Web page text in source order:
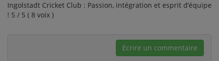
Ingolstadt Cricket Club : Passion, intégration et esprit d’équipe
! 5 / 5 ( 8 voix )
Ecrire un commentaire